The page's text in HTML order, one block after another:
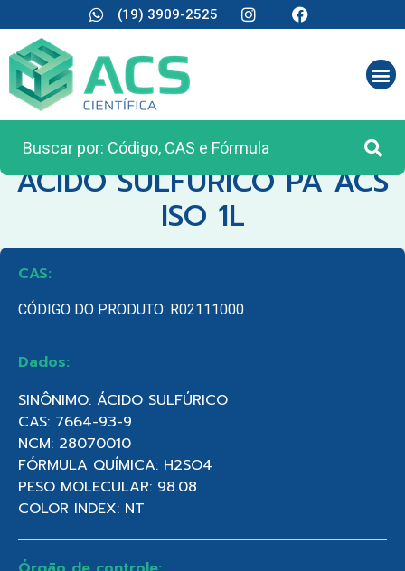
(19) 3909-2525
CATEGORIA:REAGENTES ANALÍTICOS
ACIDO SULFURICO PA ACS
ISO 1L
CAS:
CÓDIGO DO PRODUTO: R02111000
Dados:
SINÔNIMO: ÁCIDO SULFÚRICO
CAS: 7664-93-9
NCM: 28070010
FÓRMULA QUÍMICA: H2SO4
PESO MOLECULAR: 98.08
COLOR INDEX: NT